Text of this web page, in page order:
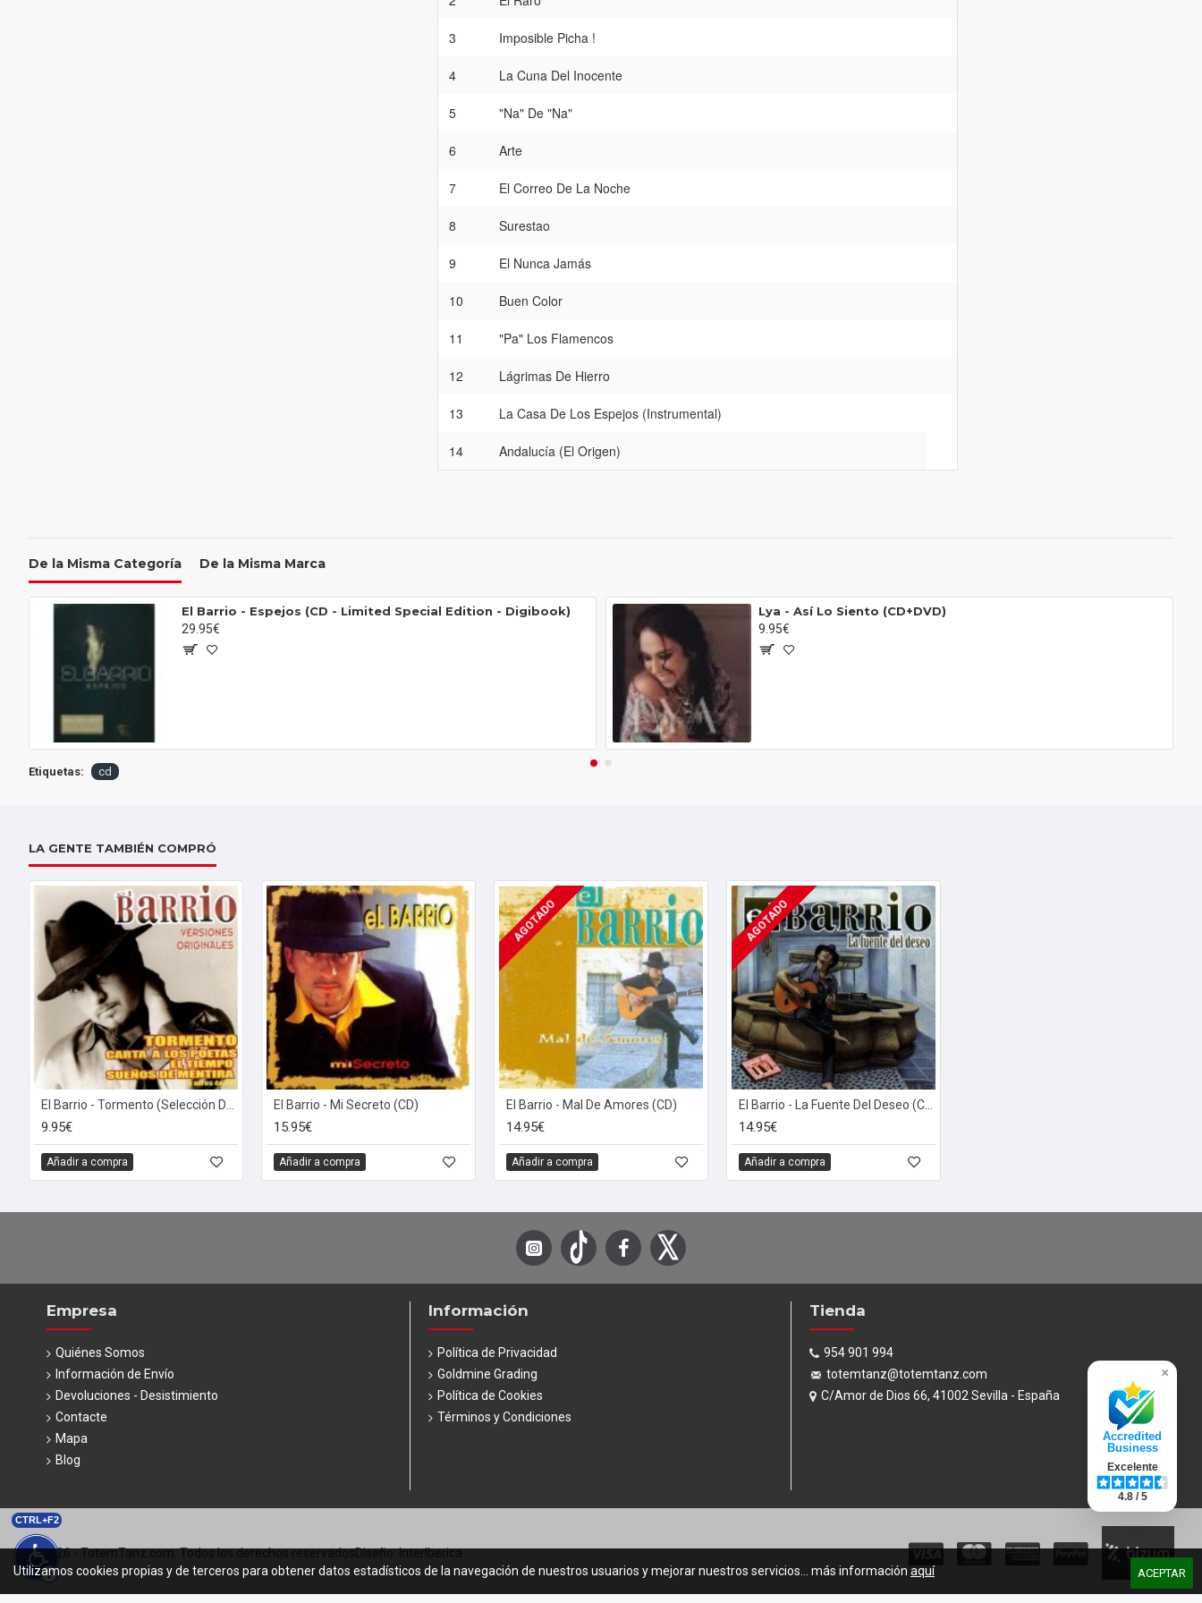
CTRL+F2
3 Imposible Picha !
4 La Cuna Del Inocente
5 "Na" De "Na"
6 Arte
7 El Correo De La Noche
8 Surestao
9 El Nunca Jamás
10 Buen Color
11 "Pa" Los Flamencos
12 Lágrimas De Hierro
13 La Casa De Los Espejos (Instrumental)
14 Andalucía (El Origen)
De la Misma Categoría De la Misma Marca
El Barrio - Espejos (CD - Limited Special Edition - Digibook)
29.95€
Lya - Así Lo Siento (CD+DVD)
9.95€
Etiquetas: cd
LA GENTE TAMBIÉN COMPRÓ
9.95€
Añadir a compra
El Barrio - Mi Secreto (CD)
15.95€
Añadir a compra
AGOTADO
El Barrio - Mal De Amores (CD)
14.95€
Añadir a compra
AGOTADO
14.95€
Añadir a compra
Empresa
Quiénes Somos
Información de Envío
Devoluciones - Desistimiento
Contacte
Mapa
Blog
Información
Política de Privacidad
Goldmine Grading
Política de Cookies
Términos y Condiciones
Tienda
954 901 994
totemtanz@totemtanz.com
C/Amor de Dios 66, 41002 Sevilla - España
© 2026 - TotemTanz.com. Todos los derechos reservadosDiseño: InterIberica
ACEPTAR
Utilizamos cookies propias y de terceros para obtener datos estadísticos de la navegación de nuestros usuarios y mejorar nuestros servicios... más información aquí
×
Accredited
Business
Excelente
4.8 / 5